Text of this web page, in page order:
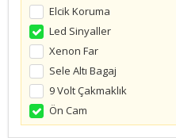
Elcik Koruma
Led Sinyaller
Xenon Far
Sele Altı Bagaj
9 Volt Çakmaklık
Ön Cam